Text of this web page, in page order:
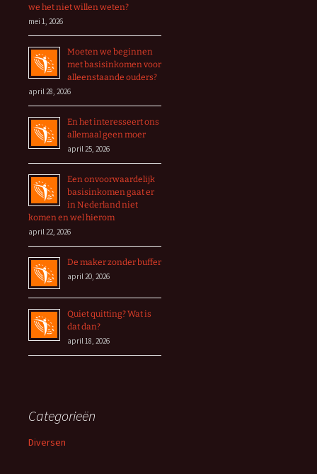
we het niet willen weten?
mei 1, 2026
Moeten we beginnen
met basisinkomen voor
alleenstaande ouders?
april 28, 2026
En het interesseert ons
allemaal geen moer
april 25, 2026
Een onvoorwaardelijk
basisinkomen gaat er
in Nederland niet
komen en wel hierom
april 22, 2026
De maker zonder buffer
april 20, 2026
Quiet quitting? Wat is
dat dan?
april 18, 2026
Categorieën
Diversen